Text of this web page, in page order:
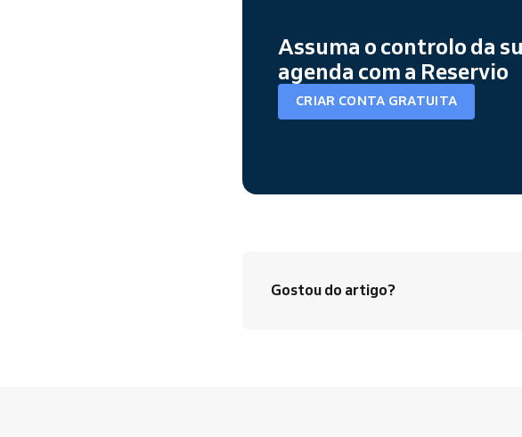
Assuma o controlo da
agenda com a Reservio
CRIAR CONTA GRATUITA
Gostou do artigo?